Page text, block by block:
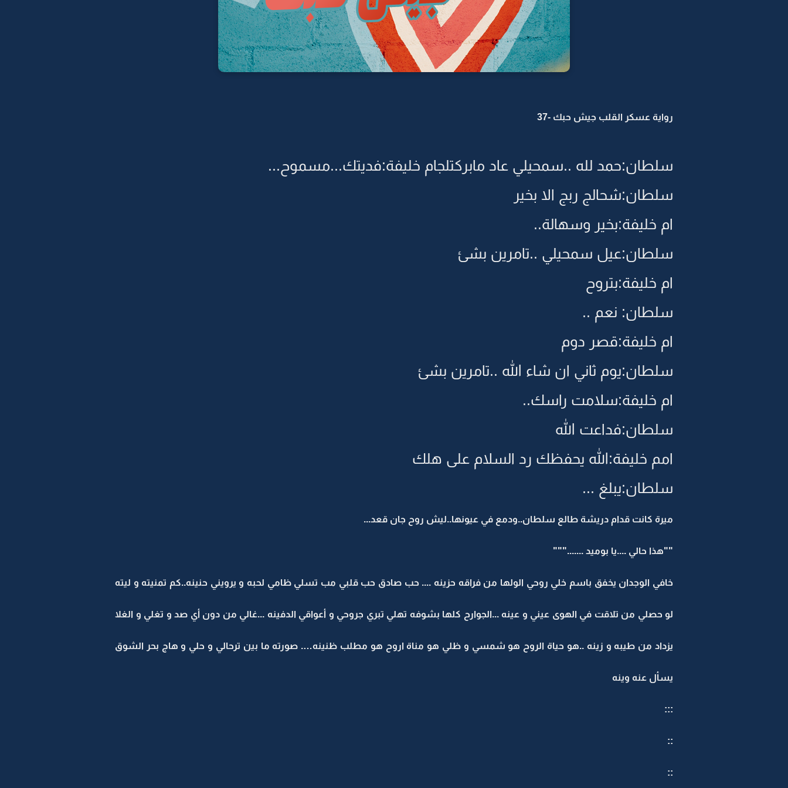
رواية عسكر القلب جيش حبك -37
سلطان:حمد لله ..سمحيلي عاد مابركتلجام خليفة:فديتك...مسموح...
سلطان:شحالج ربج الا بخير
ام خليفة:بخير وسهالة..
سلطان:عيل سمحيلي ..تامرين بشئ
ام خليفة:بتروح
سلطان: نعم ..
ام خليفة:قصر دوم
سلطان:يوم ثاني ان شاء الله ..تامرين بشئ
ام خليفة:سلامت راسك..
سلطان:فداعت الله
امم خليفة:الله يحفظك رد السلام على هلك
سلطان:يبلغ ...
ميرة كانت قدام دريشة طالع سلطان..ودمع في عيونها..ليش روح جان قعد...
""هذا حالي ....يا بوميد ......."""
خافي الوجدان يخفق باسم خلي روحي الولها من فراقه حزينه .... حب صادق حب قلبي مب تسلي ظامي لحبه و يرويني حنينه..كم تمنيته و ليته
لو حصلي من تلاقت في الهوى عيني و عينه ...الجوارح كلها بشوفه تهلي تبري جروحي و أعواقي الدفينه ...غالي من دون أي صد و تغلي و الغلا
يزداد من طيبه و زينه ..هو حياة الروح هو شمسي و ظلي هو مناة اروح هو مطلب ظنينه…. صورته ما بين ترحالي و حلي و هاج بحر الشوق
يسأل عنه وينه
:::
::
::